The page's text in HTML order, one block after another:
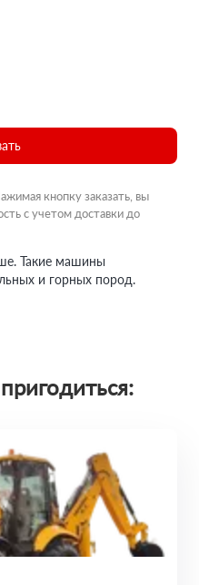
кнопку заказать, вы
с учетом доставки до
Такие машины
и горных пород.